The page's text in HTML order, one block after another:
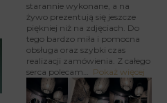
starannie wykonane, a na
żywo prezentują się jeszcze
piękniej niż na zdjęciach. Do
tego bardzo miła i pomocna
obsługa oraz szybki czas
realizacji zamówienia. Z całego
serca polecam
Pokaż więcej